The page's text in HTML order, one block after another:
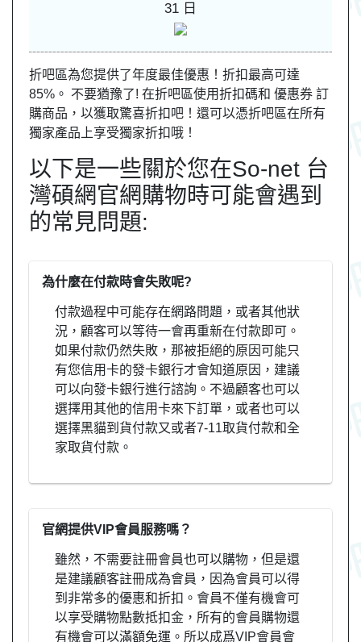
31 日
折吧區為您提供了年度最佳優惠！折扣最高可達
85%。 不要猶豫了! 在折吧區使用折扣碼和 優惠券 訂
購商品，以獲取驚喜折扣吧！還可以憑折吧區在所有
獨家產品上享受獨家折扣哦！
以下是一些關於您在So-net 台
灣碩網官網購物時可能會遇到
的常見問題:
為什麼在付款時會失敗呢?
付款過程中可能存在網路問題，或者其他狀
況，顧客可以等待一會再重新在付款即可。
如果付款仍然失敗，那被拒絕的原因可能只
有您信用卡的發卡銀行才會知道原因，建議
可以向發卡銀行進行諮詢。不過顧客也可以
選擇用其他的信用卡來下訂單，或者也可以
選擇黑貓到貨付款又或者7-11取貨付款和全
家取貨付款。
官網提供VIP會員服務嗎？
雖然，不需要註冊會員也可以購物，但是還
是建議顧客註冊成為會員，因為會員可以得
到非常多的優惠和折扣。會員不僅有機會可
以享受購物點數抵扣金，所有的會員購物還
有機會可以滿額免運。所以成爲VIP會員會